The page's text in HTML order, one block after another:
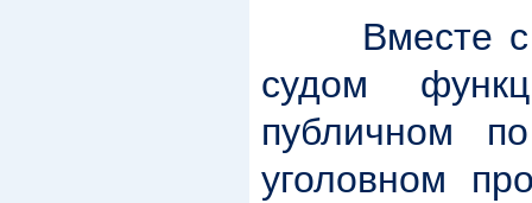
Вместе с
судом
публичном
уголовном